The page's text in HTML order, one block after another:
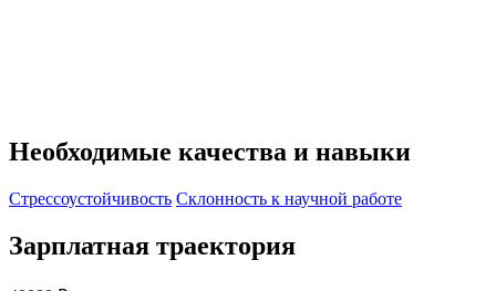
Необходимые качества и навыки
Стрессоустойчивость Склонность к научной работе
Зарплатная траектория